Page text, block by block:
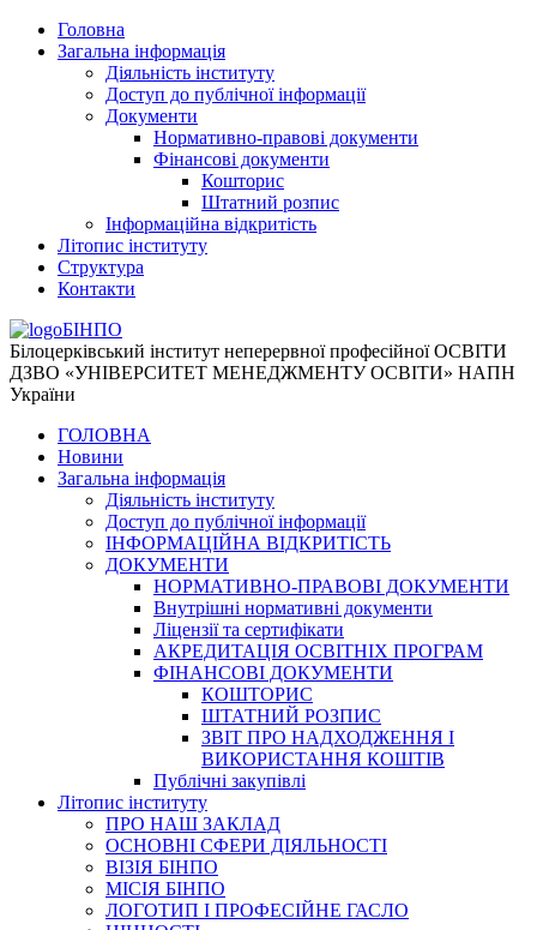
Головна
Загальна інформація
Діяльність інституту
Доступ до публічної інформації
Документи
Нормативно-правові документи
Фінансові документи
Кошторис
Штатний розпис
Інформаційна відкритість
Літопис інституту
Структура
Контакти
БІНПО
Білоцерківський інститут неперервної професійної ОСВІТИ
ДЗВО «УНІВЕРСИТЕТ МЕНЕДЖМЕНТУ ОСВІТИ» НАПН
України
ГОЛОВНА
Новини
Загальна інформація
Діяльність інституту
Доступ до публічної інформації
ІНФОРМАЦІЙНА ВІДКРИТІСТЬ
ДОКУМЕНТИ
НОРМАТИВНО-ПРАВОВІ ДОКУМЕНТИ
Внутрішні нормативні документи
Ліцензії та сертифікати
АКРЕДИТАЦІЯ ОСВІТНІХ ПРОГРАМ
ФІНАНСОВІ ДОКУМЕНТИ
КОШТОРИС
ШТАТНИЙ РОЗПИС
ЗВІТ ПРО НАДХОДЖЕННЯ І
ВИКОРИСТАННЯ КОШТІВ
Публічні закупівлі
Літопис інституту
ПРО НАШ ЗАКЛАД
ОСНОВНІ СФЕРИ ДІЯЛЬНОСТІ
ВІЗІЯ БІНПО
МІСІЯ БІНПО
ЛОГОТИП І ПРОФЕСІЙНЕ ГАСЛО